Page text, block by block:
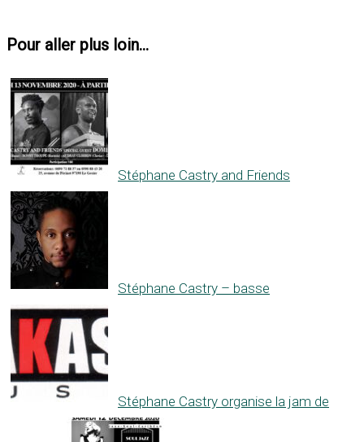
Pour aller plus loin...
Stéphane Castry and Friends
Stéphane Castry – basse
Stéphane Castry organise la jam de